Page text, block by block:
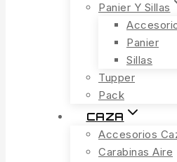
Panier Y Sillas
Panier
Sillas
Tupper
Pack
CAZA
Accesorios
Carabinas Aire